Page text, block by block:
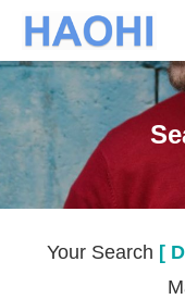
Your Search [